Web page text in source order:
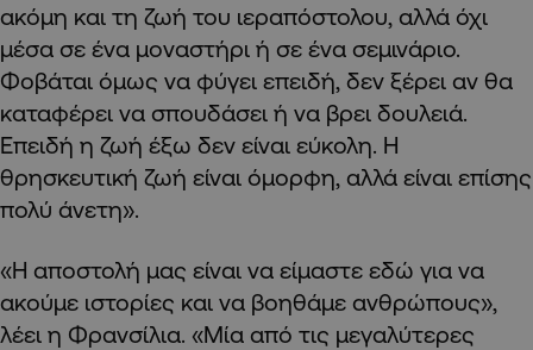
ακόμη και τη ζωή του ιεραπόστολου, αλλά όχι
μέσα σε ένα μοναστήρι ή σε ένα σεμινάριο.
Φοβάται όμως να φύγει επειδή, δεν ξέρει αν θα
καταφέρει να σπουδάσει ή να βρει δουλειά.
Επειδή η ζωή έξω δεν είναι εύκολη. Η
θρησκευτική ζωή είναι όμορφη, αλλά είναι επίσης
πολύ άνετη».
«Η αποστολή μας είναι να είμαστε εδώ για να
ακούμε ιστορίες και να βοηθάμε ανθρώπους»,
λέει η Φρανσίλια. «Μία από τις μεγαλύτερες